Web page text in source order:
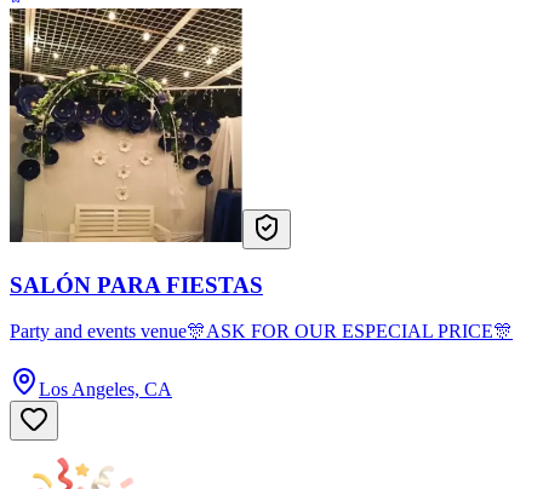
SALÓN PARA FIESTAS
Party and events venue🎊ASK FOR OUR ESPECIAL PRICE🎊
Los Angeles, CA